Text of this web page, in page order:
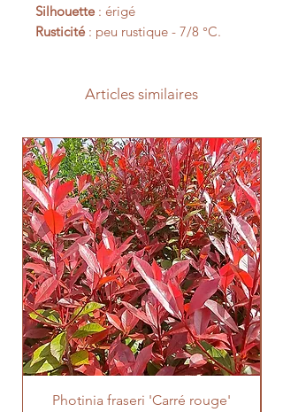
Silhouette: érigé
Rusticité: peu rustique - 7/8 °C.
Articles similaires
Photinia fraseri 'Carré rouge'